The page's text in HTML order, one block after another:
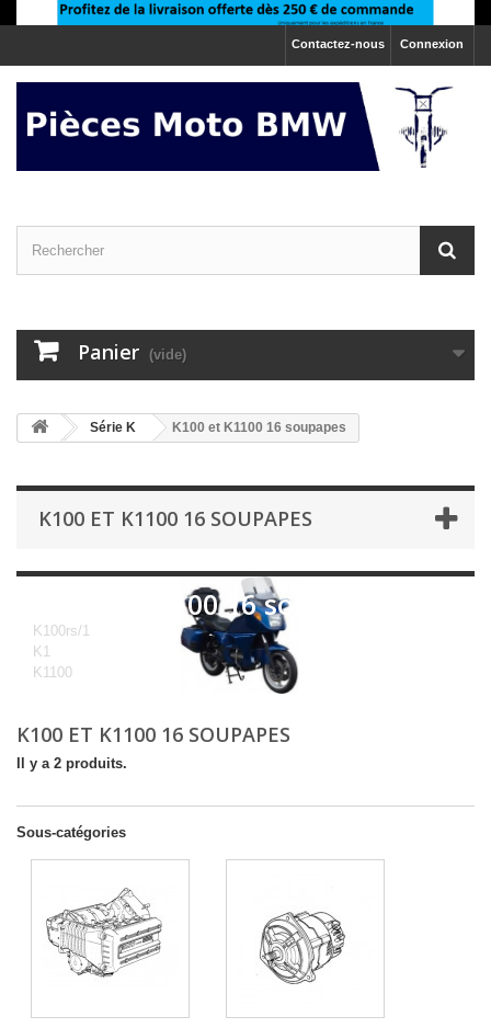
Connexion
Contactez-nous
Panier (vide)
>Série K K100 et K1100 16 soupapes
K100 ET K1100 16 SOUPAPES
K100 et K1100 16 soupapes
K100rs/1
K1
K1100
K100 ET K1100 16 SOUPAPES
Il y a 2 produits.
Sous-catégories